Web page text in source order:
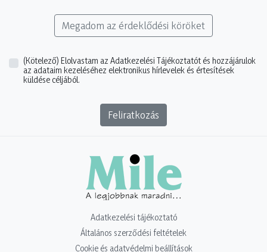
Megadom az érdeklődési köröket
(Kötelező) Elolvastam az Adatkezelési Tájékoztatót és hozzájárulok
az adataim kezeléséhez elektronikus hírlevelek és értesítések
küldése céljából.
Feliratkozás
Adatkezelési tájékoztató
Általános szerződési feltételek
Cookie és adatvédelmi beállítások